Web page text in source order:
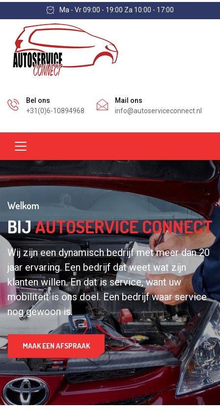
Ma - Vr 09:00 - 19:00 Za 10:00 - 17:00
Bel ons
+31(0)6-10894968
Mail ons
info@autoserviceconnect.nl
Welkom
BIJAUTOSERVICE CONNECT
Wij zijn een dynamisch bedrijf met meer dan 20
jaar ervaring. Een bedrijf dat weet wat zijn
klanten willen. En dat is service, want uw
mobiliteit is ons doel. Een bedrijf waar service
nog gewoon is.
MAAK EEN AFSPRAAK